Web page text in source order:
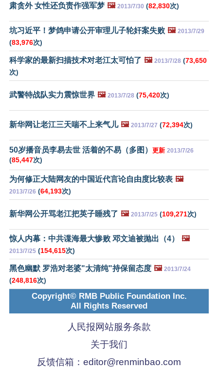
肃贪外 女性还负责作强军梦 🖼️ 2013/7/30 (82,830次)
坑习近平！梦鸽申请公开审理儿子轮奸案失败 🖼️ 2013/7/29
(83,976次)
科学家的最新扫描技术对老江太可怕了 🖼️ 2013/7/28 (73,650
次)
武警特战队实力震惊世界 🖼️ 2013/7/28 (75,420次)
新华网让老江三天喘不上来气儿 🖼️ 2013/7/27 (72,394次)
50岁播音员李易去世 活着的不易（多图） 更新 2013/7/26
(85,447次)
为何修正大陆网友的中国近代言论自由度比较表 🖼️
2013/7/26 (64,193次)
新华网公开骂老江把英子睡残了 🖼️ 2013/7/25 (109,271次)
惊人内幕：中共谍海最大惨败 邓文迪被抛出（4） 🖼️
2013/7/25 (154,615次)
黑色幽默 罗浩对老婆"太清纯"持保留态度 🖼️ 2013/7/24
(248,816次)
Copyright© RMB Public Foundation Inc.
All Rights Reserved
人民报网站服务条款
关于我们
反馈信箱： editor@renminbao.com